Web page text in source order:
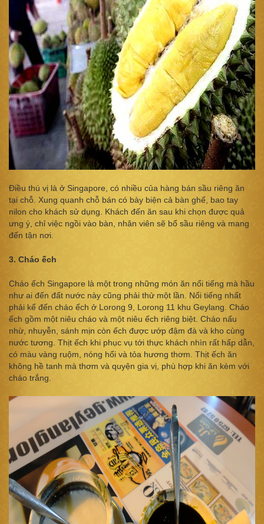
Điều thú vị là ở Singapore, có nhiều của hàng bán sầu riêng ăn
tại chỗ. Xung quanh chỗ bán có bày biện cả bàn ghế, bao tay
nilon cho khách sử dụng. Khách đến ăn sau khi chọn được quả
ưng ý, chỉ việc ngồi vào bàn, nhân viên sẽ bổ sầu riêng và mang
đến tận nơi.
3. Cháo ếch
Cháo ếch Singapore là một trong những món ăn nổi tiếng mà hầu
như ai đến đất nước này cũng phải thử một lần. Nổi tiếng nhất
phải kể đến cháo ếch ở Lorong 9, Lorong 11 khu Geylang. Cháo
ếch gồm một niêu cháo và một niêu ếch riêng biệt. Cháo nấu
nhừ, nhuyễn, sánh mịn còn ếch được ướp đậm đà và kho cùng
nước tương. Thịt ếch khi phục vụ tới thực khách nhìn rất hấp dẫn,
có màu vàng ruộm, nóng hổi và tỏa hương thơm. Thịt ếch ăn
không hề tanh mà thơm và quyện gia vị, phù hợp khi ăn kèm với
cháo trắng.